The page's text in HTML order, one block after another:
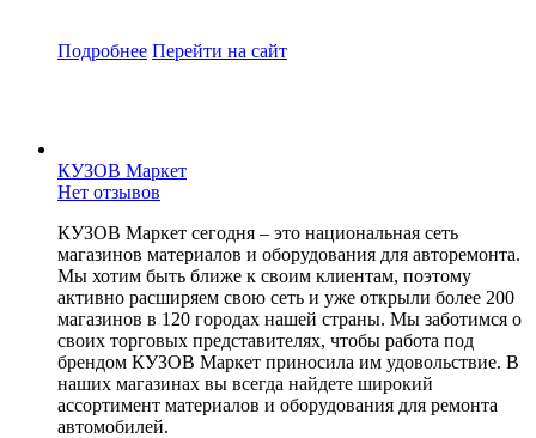
Подробнее Перейти на сайт
КУЗОВ Маркет
Нет отзывов
КУЗОВ Маркет сегодня – это национальная сеть
магазинов материалов и оборудования для авторемонта.
Мы хотим быть ближе к своим клиентам, поэтому
активно расширяем свою сеть и уже открыли более 200
магазинов в 120 городах нашей страны. Мы заботимся о
своих торговых представителях, чтобы работа под
брендом КУЗОВ Маркет приносила им удовольствие. В
наших магазинах вы всегда найдете широкий
ассортимент материалов и оборудования для ремонта
автомобилей.